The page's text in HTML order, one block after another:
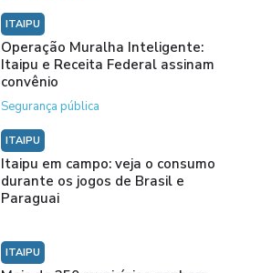
ITAIPU
Operação Muralha Inteligente:
Itaipu e Receita Federal assinam
convênio
Segurança pública
ITAIPU
Itaipu em campo: veja o consumo
durante os jogos de Brasil e
Paraguai
ITAIPU